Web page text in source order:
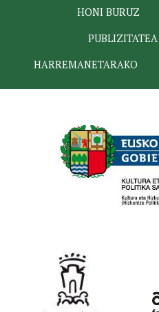
HONI BURUZ
PUBLIZITATEA
HARREMANETARAKO